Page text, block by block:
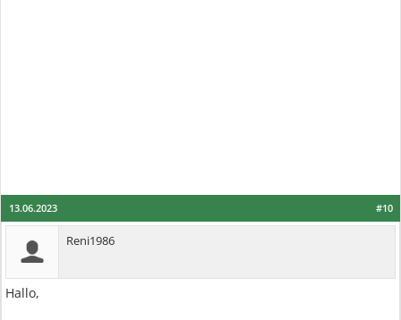
#10
13.06.2023
Reni1986
Hallo,